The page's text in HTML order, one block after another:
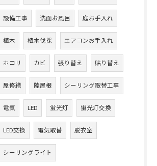
設備工事 洗面お風呂 庭お手入れ
植木 植木伐採 エアコンお手入れ
ホコリ カビ 張り替え 貼り替え
屋修繕 陸屋根 シーリング取替工事
電気 LED 蛍光灯 蛍光灯交換
LED交換 電気取替 脱衣室
シーリングライト